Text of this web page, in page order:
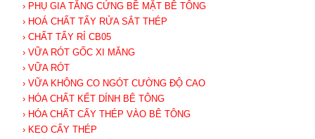
› PHỤ GIA TĂNG CỨNG BỀ MẶT BÊ TÔNG
› HOÁ CHẤT TẨY RỬA SẮT THÉP
› CHẤT TẨY RỈ CB05
› VỮA RÓT GỐC XI MĂNG
› VỮA RÓT
› VỮA KHÔNG CO NGÓT CƯỜNG ĐỘ CAO
› HÓA CHẤT KẾT DÍNH BÊ TÔNG
› HÓA CHẤT CẤY THÉP VÀO BÊ TÔNG
› KEO CẤY THÉP